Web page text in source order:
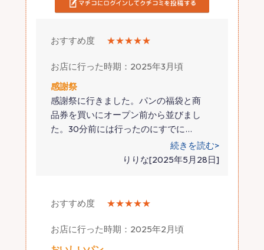
おすすめ度 ★★★★★
お店に行った時期：2025年3月頃
感謝祭
感謝祭に行きました。パンの福袋と商
品券を買いにオープン前から並びまし
た。30分前には行ったのにすでに…
続きを読む>
りりな[2025年5月28日]
おすすめ度 ★★★★★
お店に行った時期：2025年2月頃